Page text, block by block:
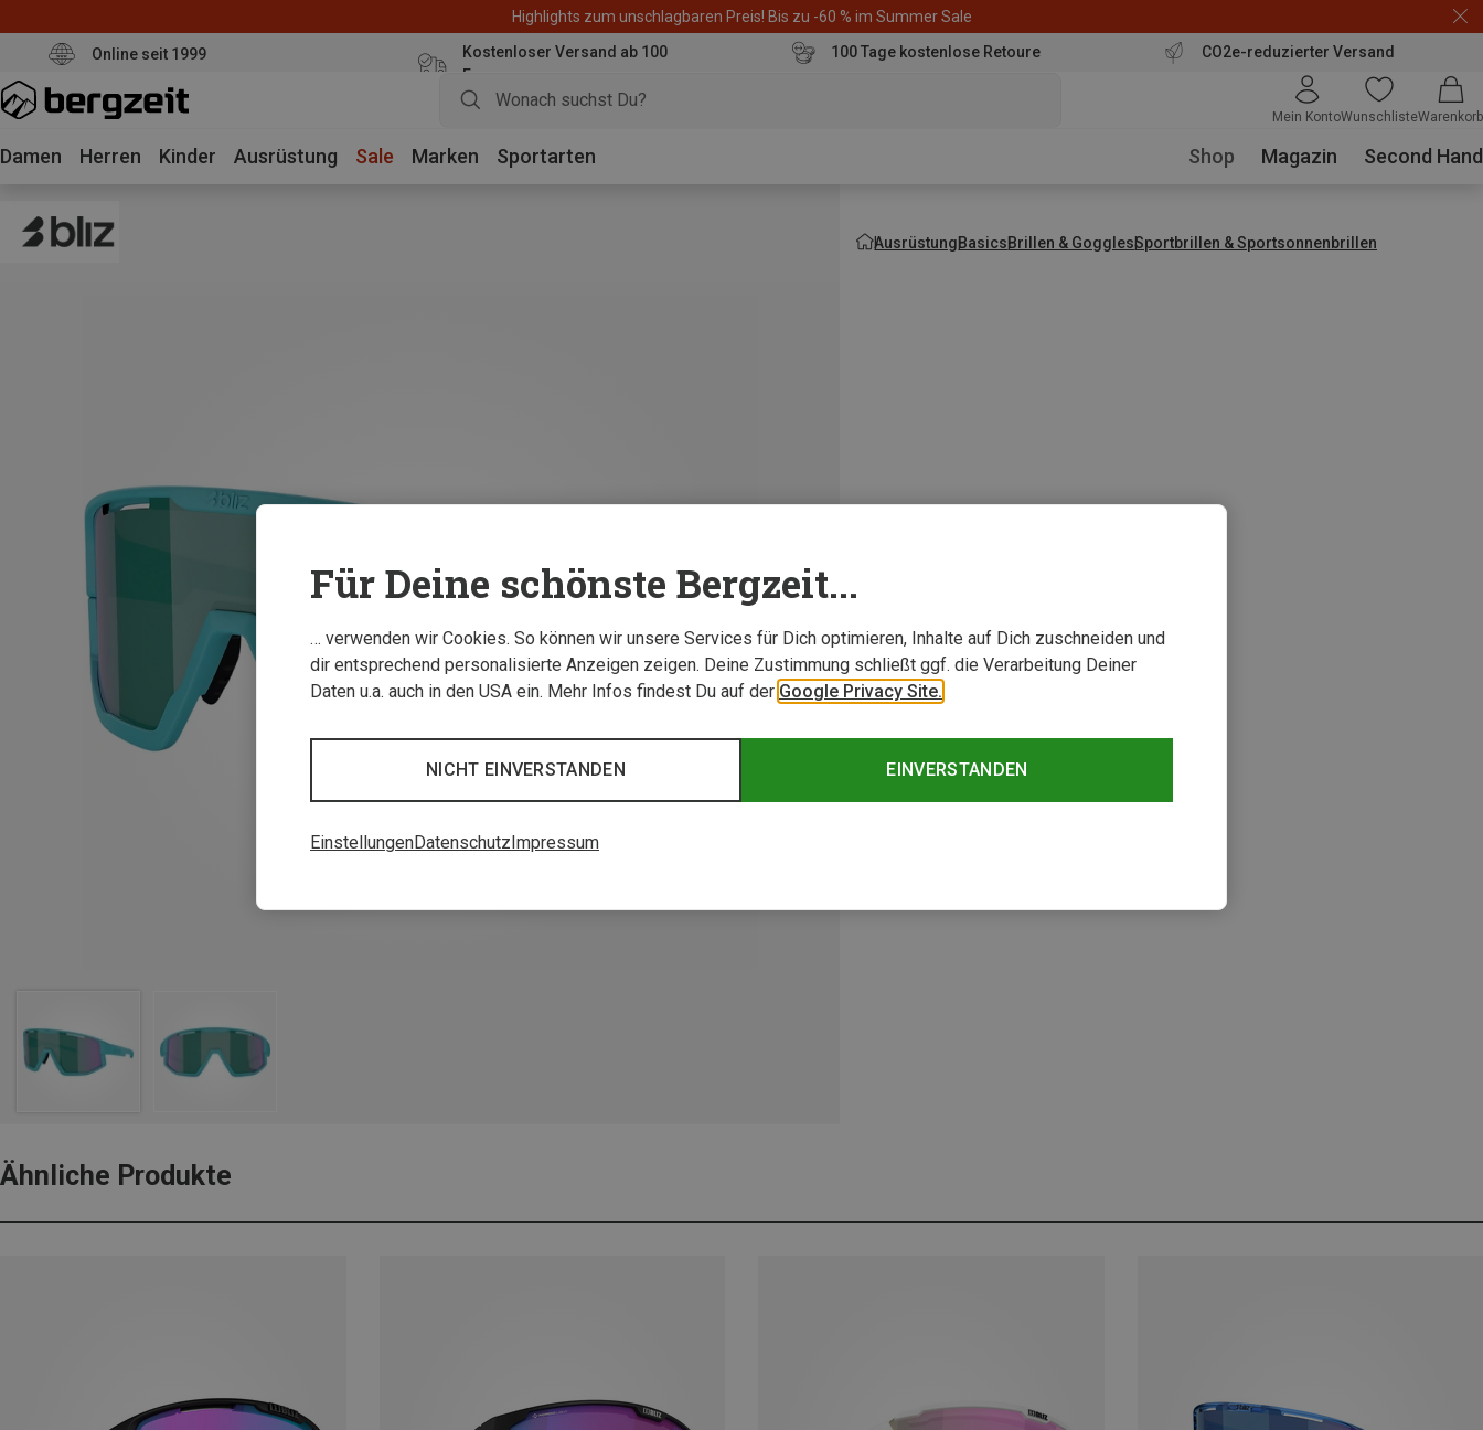
Highlights zum unschlagbaren Preis! Bis zu -60 % im Summer Sale
Online seit 1999
Kostenloser Versand ab 100
Euro
100 Tage kostenlose Retoure CO2e-reduzierter Versand
Mein KontoWunschlisteWarenkorb
Damen Herren Kinder Ausrüstung Sale Marken Sportarten Shop Magazin Second Hand
AusrüstungBasicsBrillen & GogglesSportbrillen & Sportsonnenbrillen
Ähnliche Produkte
Für Deine schönste Bergzeit...
… verwenden wir Cookies. So können wir unsere Services für Dich optimieren, Inhalte auf Dich zuschneiden und
dir entsprechend personalisierte Anzeigen zeigen. Deine Zustimmung schließt ggf. die Verarbeitung Deiner
Daten u.a. auch in den USA ein. Mehr Infos findest Du auf der Google Privacy Site.
EINVERSTANDEN
NICHT EINVERSTANDEN
EinstellungenDatenschutz Impressum